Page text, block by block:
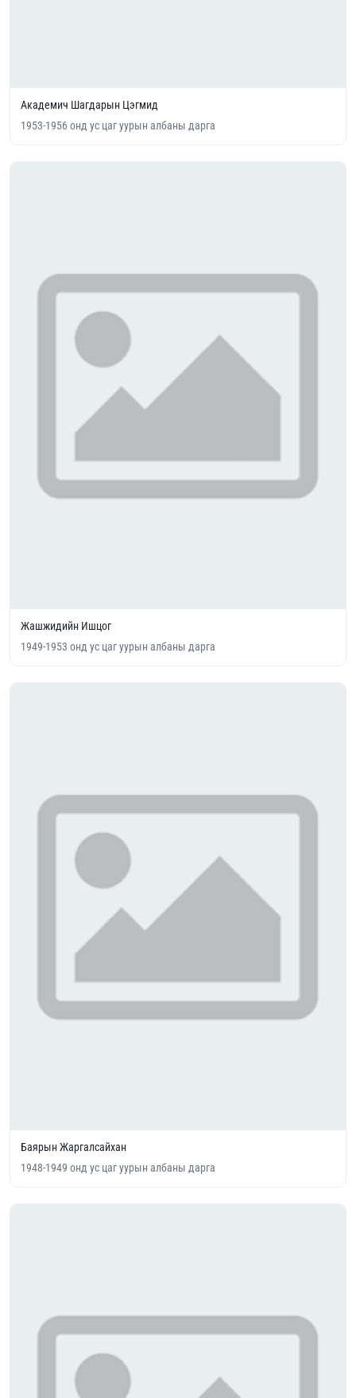
Академич Шагдарын Цэгмид
1953-1956 онд ус цаг уурын албаны дарга
Жашжидийн Ишцог
1949-1953 онд ус цаг уурын албаны дарга
Баярын Жаргалсайхан
1948-1949 онд ус цаг уурын албаны дарга